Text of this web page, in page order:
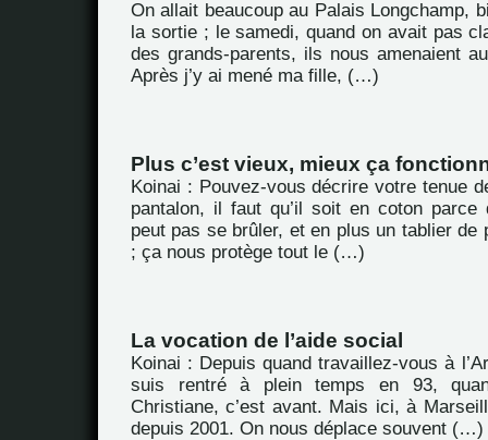
On allait beaucoup au Palais Longchamp,
la sortie ; le samedi, quand on avait pas
des grands-parents, ils nous amenaient
Après j’y ai mené ma fille, (…)
Plus c’est vieux, mieux ça
Koinai : Pouvez-vous décrire votre tenue
pantalon, il faut qu’il soit en coton parce
peut pas se brûler, et en plus un tablier de
; ça nous protège tout le (…)
La vocation de l’aide social
Koinai : Depuis quand travaillez-vous à
suis rentré à plein temps en 93,
Christiane, c’est avant. Mais ici, à
depuis 2001. On nous déplace souvent (…)